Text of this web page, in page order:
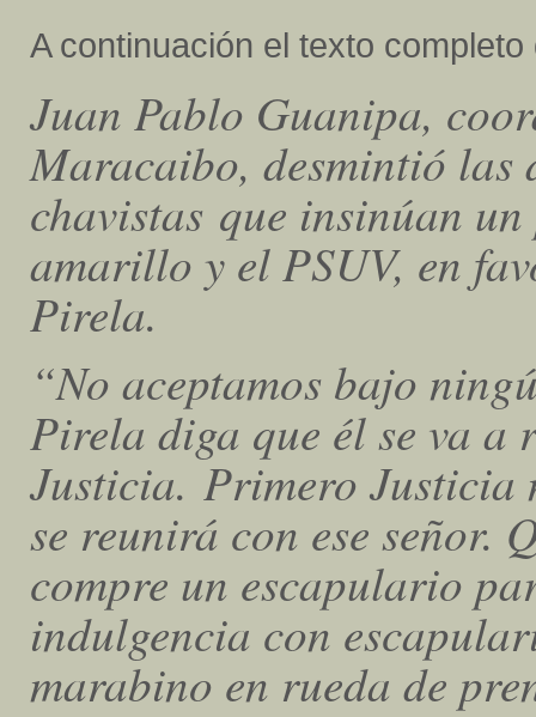
A continuación el texto completo
Juan Pablo Guanipa,
Maracaibo, desmintió las
chavistas que insinúan
amarillo y el PSUV, en
Pirela.
“No aceptamos bajo
Pirela diga que él se va a
Justicia. Primero Justicia
se reunirá con ese señor.
compre un escapulario
indulgencia con
marabino en rueda de